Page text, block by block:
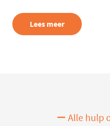
Lees meer
Alle hulp